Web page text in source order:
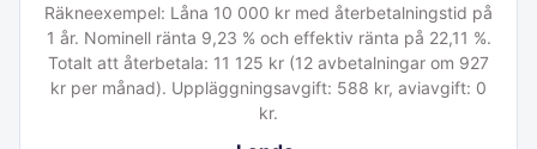
Räkneexempel: Låna 10 000 kr med återbetalningstid på
1 år. Nominell ränta 9,23 % och effektiv ränta på 22,11 %.
Totalt att återbetala: 11 125 kr (12 avbetalningar om 927
kr per månad). Uppläggningsavgift: 588 kr, aviavgift: 0
kr.